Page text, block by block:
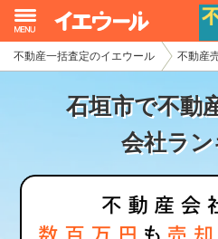
不動産一括査定のイエウール 不動産
石垣市で不動
会社ラ
イエウール加盟希望の不動産会
初めての方へ
不動産の売却・一括査定